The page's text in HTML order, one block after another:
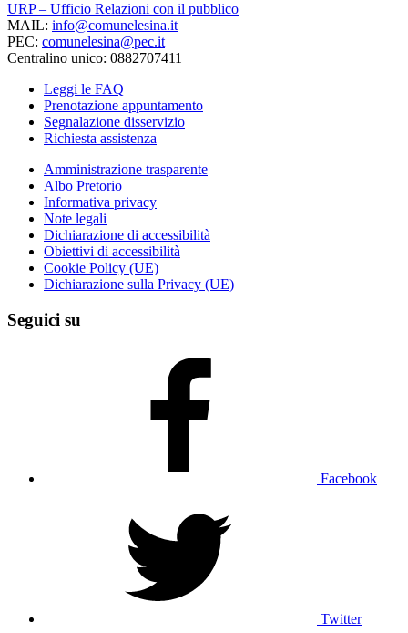
URP – Ufficio Relazioni con il pubblico
MAIL: info@comunelesina.it
PEC: comunelesina@pec.it
Centralino unico: 0882707411
Leggi le FAQ
Prenotazione appuntamento
Segnalazione disservizio
Richiesta assistenza
Amministrazione trasparente
Albo Pretorio
Informativa privacy
Note legali
Dichiarazione di accessibilità
Obiettivi di accessibilità
Cookie Policy (UE)
Dichiarazione sulla Privacy (UE)
Seguici su
Facebook
Twitter